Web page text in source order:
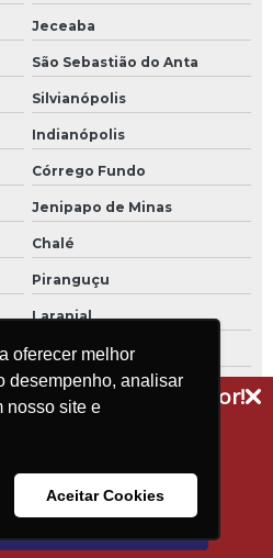
e novidades do setor!
newsletter
oferecer melhor
desempenho, analisar
nosso site e
Aceitar Cookies
Jeceaba
São Sebastião do Anta
Silvianópolis
Indianópolis
Córrego Fundo
Jenipapo de Minas
Chalé
Piranguçu
Laranjal
Santa Helena de Minas
Tumiritinga
Juvenília